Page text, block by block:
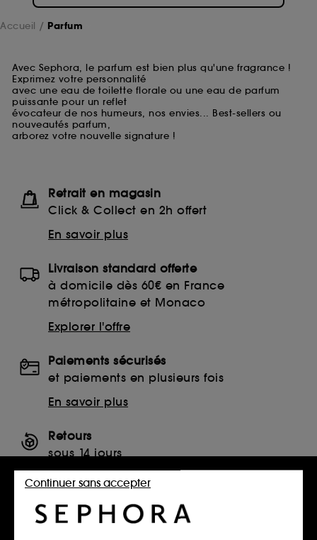
Accueil Parfum
Avec Sephora, le parfum est bien plus qu'une fragrance !
Exprimez votre personnalité
avec une eau de toilette florale ou une eau de parfum
puissante pour un reflet
évocateur de nos humeurs, nos envies... Best-sellers ou
nouveautés parfum,
arborez votre nouvelle signature !
Retrait en magasin
Click & Collect en 2h offert
En savoir plus
Livraison standard offerte
à domicile dès 60€ en France
métropolitaine et Monaco
Explorer l'offre
Paiements sécurisés
et paiements en plusieurs fois
En savoir plus
Retours
sous 14 jours
Retourner mon article
SERVICES, CONTACT ET CONDITIONS DES OFFRES
Continuer sans accepter